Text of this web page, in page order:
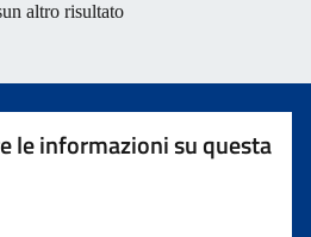
altro risultato
le informazioni su questa